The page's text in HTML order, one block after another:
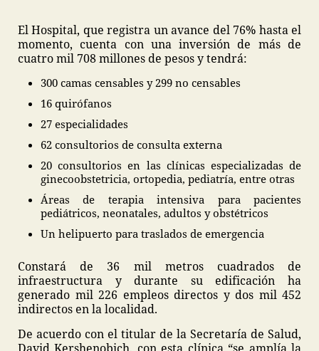
El Hospital, que registra un avance del 76% hasta el
momento, cuenta con una inversión de más de
cuatro mil 708 millones de pesos y tendrá:
300 camas censables y 299 no censables
16 quirófanos
27 especialidades
62 consultorios de consulta externa
20 consultorios en las clínicas especializadas de
ginecoobstetricia, ortopedia, pediatría, entre otras
Áreas de terapia intensiva para pacientes
pediátricos, neonatales, adultos y obstétricos
Un helipuerto para traslados de emergencia
Constará de 36 mil metros cuadrados de
infraestructura y durante su edificación ha
generado mil 226 empleos directos y dos mil 452
indirectos en la localidad.
De acuerdo con el titular de la Secretaría de Salud,